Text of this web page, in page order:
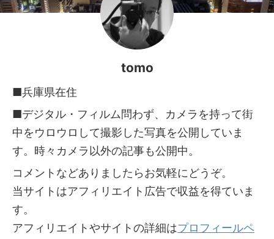
tomo
■兵庫県在住
■デジタル・フィルム問わず、カメラを持って街
中をウロウロして撮影した写真を公開していま
す。時々カメラ以外の記事も公開中。
コメントなどありましたらお気軽にどうぞ。
当サイトはアフィリエイト広告で収益を得ていま
す。
アフィリエイトやサイトの詳細はプロフィールペ